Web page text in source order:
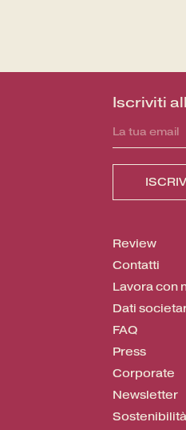
Iscriviti
Review
Contatti
Lavora con
Dati
FAQ
Press
Corporate
Newsletter
Sostenibilità